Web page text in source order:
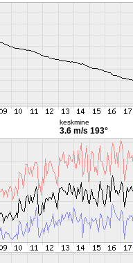
keskmine
3.6 m/s 193°